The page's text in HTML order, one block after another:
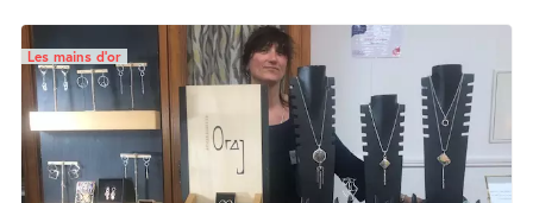
Les mains d’or